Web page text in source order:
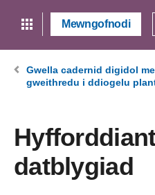
Mewngofnodi
Gwella cadernid digidol
gweithredu i ddiogelu
datblygiad